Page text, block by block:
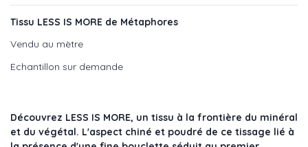
Tissu LESS IS MORE de Métaphores
Vendu au mètre
Echantillon sur demande
Découvrez LESS IS MORE, un tissu à la frontière du minéral
et du végétal. L'aspect chiné et poudré de ce tissage lié à